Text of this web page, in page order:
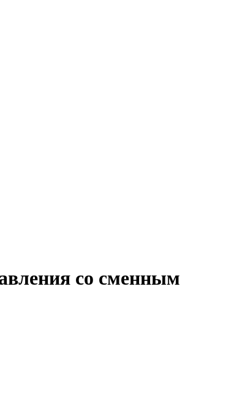
со сменным